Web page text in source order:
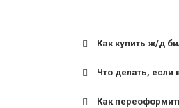
Как купить ж/д
Что делать,
Как